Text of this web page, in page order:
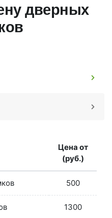
дверных
Цена от
(руб.)
500
1300